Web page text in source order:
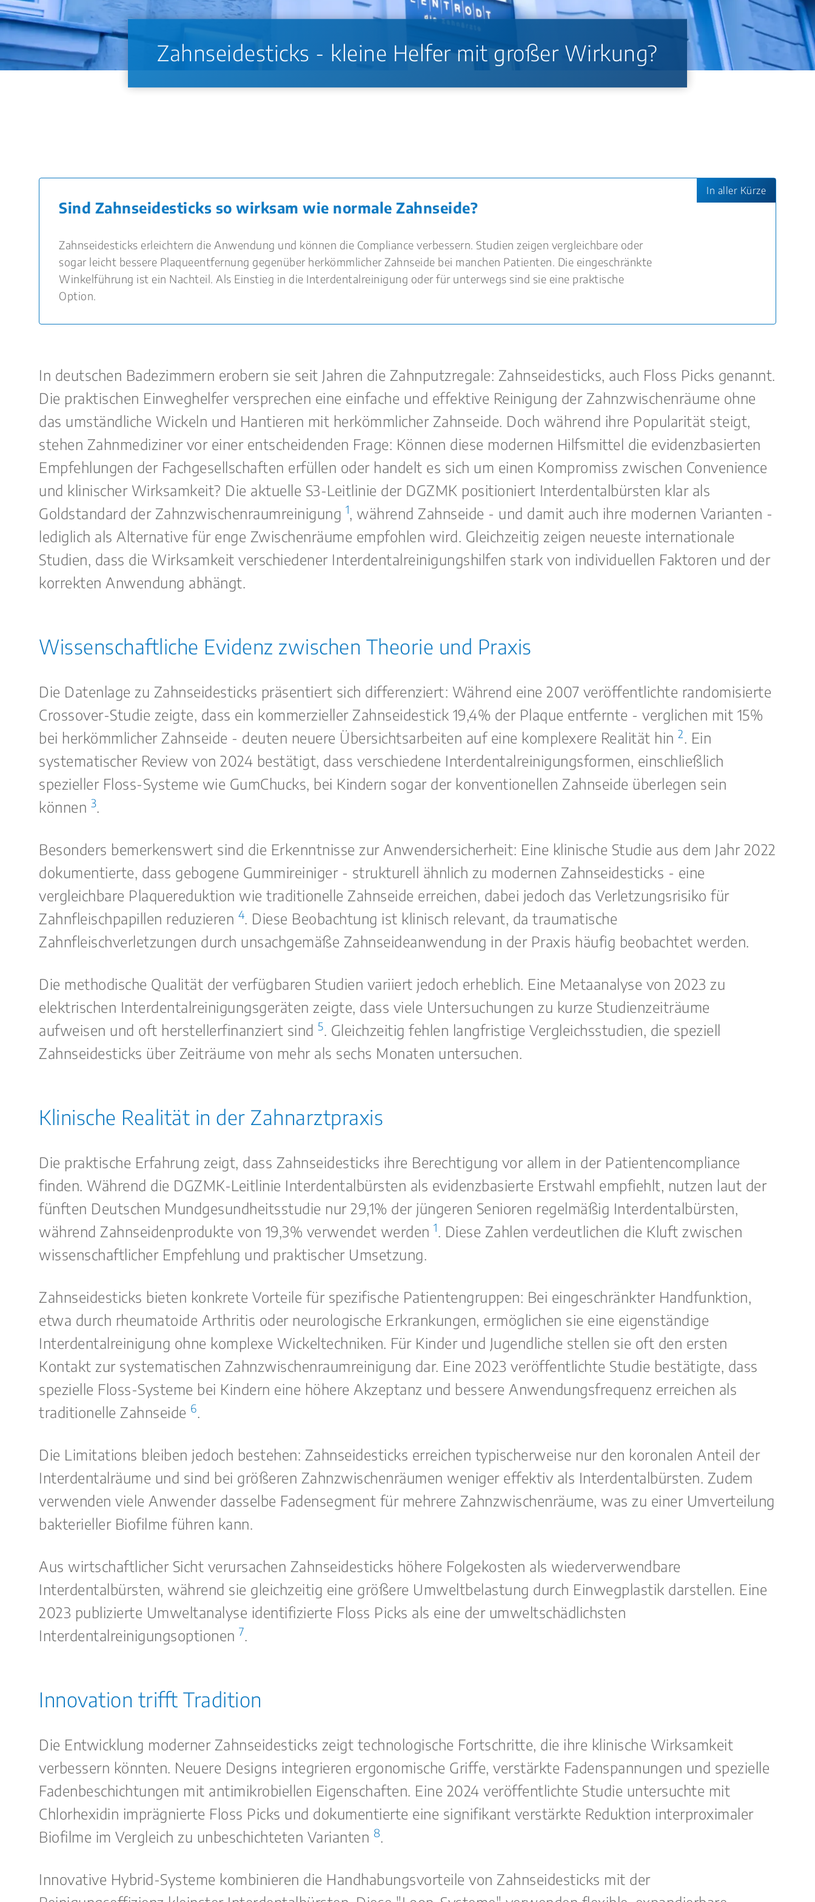
Zahnseidesticks - kleine Helfer mit großer Wirkung?
In aller Kürze
Sind Zahnseidesticks so wirksam wie normale Zahnseide?
Zahnseidesticks erleichtern die Anwendung und können die Compliance verbessern. Studien zeigen vergleichbare oder
sogar leicht bessere Plaqueentfernung gegenüber herkömmlicher Zahnseide bei manchen Patienten. Die eingeschränkte
Winkelführung ist ein Nachteil. Als Einstieg in die Interdentalreinigung oder für unterwegs sind sie eine praktische
Option.
In deutschen Badezimmern erobern sie seit Jahren die Zahnputzregale: Zahnseidesticks, auch Floss Picks genannt.
Die praktischen Einweghelfer versprechen eine einfache und effektive Reinigung der Zahnzwischenräume ohne
das umständliche Wickeln und Hantieren mit herkömmlicher Zahnseide. Doch während ihre Popularität steigt,
stehen Zahnmediziner vor einer entscheidenden Frage: Können diese modernen Hilfsmittel die evidenzbasierten
Empfehlungen der Fachgesellschaften erfüllen oder handelt es sich um einen Kompromiss zwischen Convenience
und klinischer Wirksamkeit? Die aktuelle S3-Leitlinie der DGZMK positioniert Interdentalbürsten klar als
Goldstandard der Zahnzwischenraumreinigung 1
, während Zahnseide - und damit auch ihre modernen Varianten -
lediglich als Alternative für enge Zwischenräume empfohlen wird. Gleichzeitig zeigen neueste internationale
Studien, dass die Wirksamkeit verschiedener Interdentalreinigungshilfen stark von individuellen Faktoren und der
korrekten Anwendung abhängt.
Wissenschaftliche Evidenz zwischen Theorie und Praxis
Die Datenlage zu Zahnseidesticks präsentiert sich differenziert: Während eine 2007 veröffentlichte randomisierte
Crossover-Studie zeigte, dass ein kommerzieller Zahnseidestick 19,4% der Plaque entfernte - verglichen mit 15%
bei herkömmlicher Zahnseide - deuten neuere Übersichtsarbeiten auf eine komplexere Realität hin 2
. Ein
systematischer Review von 2024 bestätigt, dass verschiedene Interdentalreinigungsformen, einschließlich
spezieller Floss-Systeme wie GumChucks, bei Kindern sogar der konventionellen Zahnseide überlegen sein
können 3
Besonders bemerkenswert sind die Erkenntnisse zur Anwendersicherheit: Eine klinische Studie aus dem Jahr 2022
dokumentierte, dass gebogene Gummireiniger - strukturell ähnlich zu modernen Zahnseidesticks - eine
vergleichbare Plaquereduktion wie traditionelle Zahnseide erreichen, dabei jedoch das Verletzungsrisiko für
Zahnfleischpapillen reduzieren 4
. Diese Beobachtung ist klinisch relevant, da traumatische
Zahnfleischverletzungen durch unsachgemäße Zahnseideanwendung in der Praxis häufig beobachtet werden.
Die methodische Qualität der verfügbaren Studien variiert jedoch erheblich. Eine Metaanalyse von 2023 zu
elektrischen Interdentalreinigungsgeräten zeigte, dass viele Untersuchungen zu kurze Studienzeiträume
aufweisen und oft herstellerfinanziert sind 5
. Gleichzeitig fehlen langfristige Vergleichsstudien, die speziell
Zahnseidesticks über Zeiträume von mehr als sechs Monaten untersuchen.
Klinische Realität in der Zahnarztpraxis
Die praktische Erfahrung zeigt, dass Zahnseidesticks ihre Berechtigung vor allem in der Patientencompliance
finden. Während die DGZMK-Leitlinie Interdentalbürsten als evidenzbasierte Erstwahl empfiehlt, nutzen laut der
fünften Deutschen Mundgesundheitsstudie nur 29,1% der jüngeren Senioren regelmäßig Interdentalbürsten,
während Zahnseidenprodukte von 19,3% verwendet werden 1
. Diese Zahlen verdeutlichen die Kluft zwischen
wissenschaftlicher Empfehlung und praktischer Umsetzung.
Zahnseidesticks bieten konkrete Vorteile für spezifische Patientengruppen: Bei eingeschränkter Handfunktion,
etwa durch rheumatoide Arthritis oder neurologische Erkrankungen, ermöglichen sie eine eigenständige
Interdentalreinigung ohne komplexe Wickeltechniken. Für Kinder und Jugendliche stellen sie oft den ersten
Kontakt zur systematischen Zahnzwischenraumreinigung dar. Eine 2023 veröffentlichte Studie bestätigte, dass
spezielle Floss-Systeme bei Kindern eine höhere Akzeptanz und bessere Anwendungsfrequenz erreichen als
traditionelle Zahnseide 6
Die Limitations bleiben jedoch bestehen: Zahnseidesticks erreichen typischerweise nur den koronalen Anteil der
Interdentalräume und sind bei größeren Zahnzwischenräumen weniger effektiv als Interdentalbürsten. Zudem
verwenden viele Anwender dasselbe Fadensegment für mehrere Zahnzwischenräume, was zu einer Umverteilung
bakterieller Biofilme führen kann.
Aus wirtschaftlicher Sicht verursachen Zahnseidesticks höhere Folgekosten als wiederverwendbare
Interdentalbürsten, während sie gleichzeitig eine größere Umweltbelastung durch Einwegplastik darstellen. Eine
2023 publizierte Umweltanalyse identifizierte Floss Picks als eine der umweltschädlichsten
Interdentalreinigungsoptionen 7
Innovation trifft Tradition
Die Entwicklung moderner Zahnseidesticks zeigt technologische Fortschritte, die ihre klinische Wirksamkeit
verbessern könnten. Neuere Designs integrieren ergonomische Griffe, verstärkte Fadenspannungen und spezielle
Fadenbeschichtungen mit antimikrobiellen Eigenschaften. Eine 2024 veröffentlichte Studie untersuchte mit
Chlorhexidin imprägnierte Floss Picks und dokumentierte eine signifikant verstärkte Reduktion interproximaler
Biofilme im Vergleich zu unbeschichteten Varianten 8
Innovative Hybrid-Systeme kombinieren die Handhabungsvorteile von Zahnseidesticks mit der